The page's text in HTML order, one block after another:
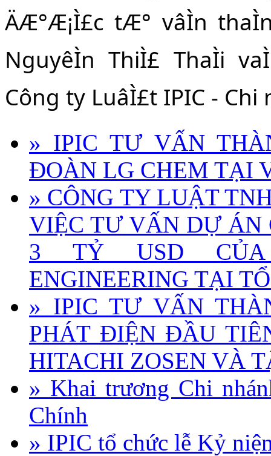
ÄÆ°Æ¡Ì£c tÆ° vâÌn
NguyêÌn ThiÌ£ ThaÌi
Công ty LuâÌ£t IPIC - Chi
» IPIC TƯ VẤN
ĐOÀN LG CHEM TẠI
» CÔNG TY LUẬT
VIỆC TƯ VẤN DỰ ÁN
3 TỶ USD CỦA
ENGINEERING TẠI
» IPIC TƯ VẤN
PHÁT ĐIỆN ĐẦU
HITACHI ZOSEN VÀ
» Khai trương Chi
Chính
» IPIC tổ chức lễ Kỷ